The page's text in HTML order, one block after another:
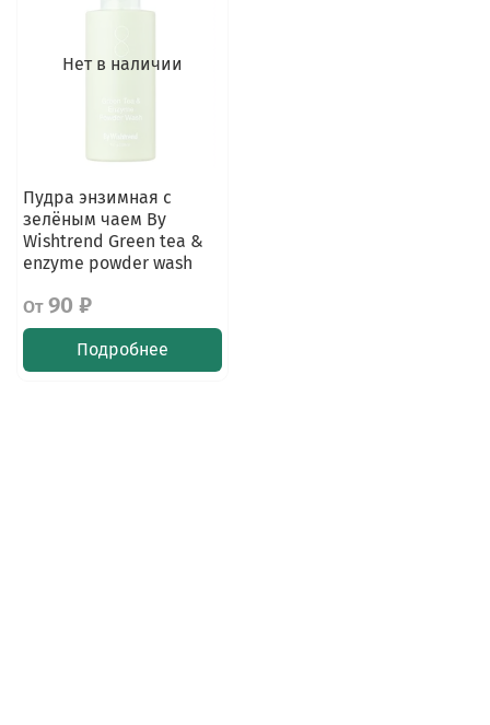
Нет в наличии
Пудра энзимная с
зелёным чаем By
Wishtrend Green tea &
enzyme powder wash
От90 ₽
Подробнее